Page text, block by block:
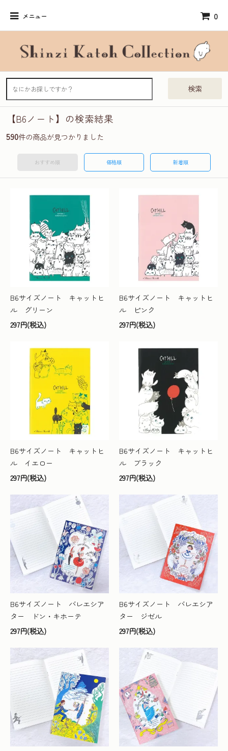
メニュー 0
検索
【B6ノート】の検索結果
590件の商品が見つかりました
おすすめ順 価格順 新着順
B6サイズノート キャットヒ
ル グリーン
297円(税込)
B6サイズノート キャットヒ
ル ピンク
297円(税込)
B6サイズノート キャットヒ
ル イエロー
297円(税込)
B6サイズノート キャットヒ
ル ブラック
297円(税込)
B6サイズノート バレエシア
ター ドン・キホーテ
297円(税込)
B6サイズノート バレエシア
ター ジゼル
297円(税込)